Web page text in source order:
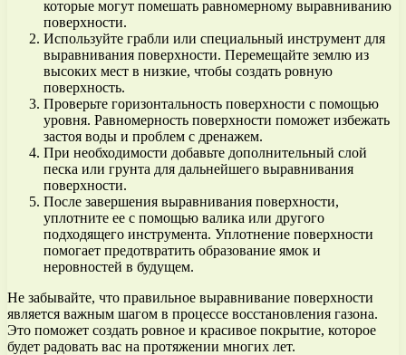
которые могут помешать равномерному выравниванию
поверхности.
Используйте грабли или специальный инструмент для
выравнивания поверхности. Перемещайте землю из
высоких мест в низкие, чтобы создать ровную
поверхность.
Проверьте горизонтальность поверхности с помощью
уровня. Равномерность поверхности поможет избежать
застоя воды и проблем с дренажем.
При необходимости добавьте дополнительный слой
песка или грунта для дальнейшего выравнивания
поверхности.
После завершения выравнивания поверхности,
уплотните ее с помощью валика или другого
подходящего инструмента. Уплотнение поверхности
помогает предотвратить образование ямок и
неровностей в будущем.
Не забывайте, что правильное выравнивание поверхности
является важным шагом в процессе восстановления газона.
Это поможет создать ровное и красивое покрытие, которое
будет радовать вас на протяжении многих лет.